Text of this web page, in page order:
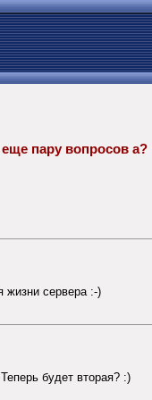
еще пару вопросов а?
жизни сервера :-)
будет вторая? :)